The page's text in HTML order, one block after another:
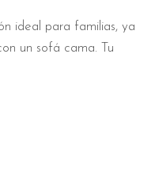
ideal para familias, ya
un sofá cama. Tu